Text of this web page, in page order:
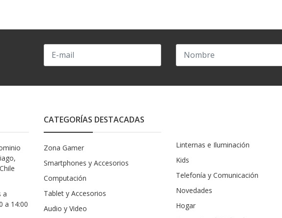
a
a 14:00
CATEGORÍAS DESTACADAS
Zona Gamer
Smartphones y Accesorios
Computación
Tablet y Accesorios
Audio y Video
Linternas e Iluminación
Kids
Telefonía y Comunicación
Novedades
Hogar